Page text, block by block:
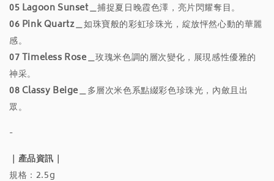
05 Lagoon Sunset＿捕捉夏日晚霞色澤，亮片閃耀奪目。
06 Pink Quartz＿如珠寶般的彩虹珍珠光，綻放怦然心動的華麗
感。
07 Timeless Rose＿玫瑰米色調的層次變化，展現感性優雅的
神采。
08 Classy Beige＿多層次米色系點綴彩色珍珠光，內斂且出
眾。
-
｜產品資訊｜
規格：2.5g